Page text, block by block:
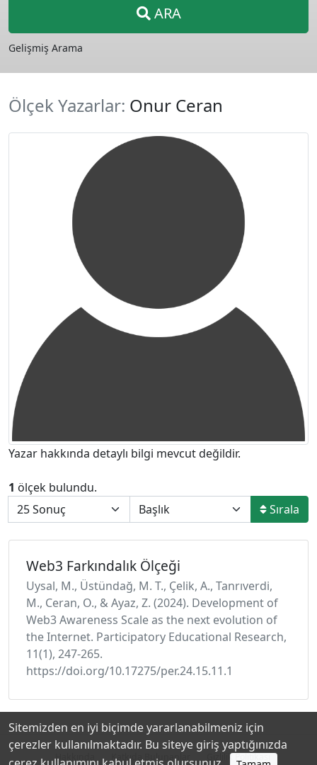
ARA
Gelişmiş Arama
Ölçek Yazarlar: Onur Ceran
Yazar hakkında detaylı bilgi mevcut değildir.
1 ölçek bulundu.
Sırala
Web3 Farkındalık Ölçeği
Uysal, M., Üstündağ, M. T., Çelik, A., Tanrıverdi,
M., Ceran, O., & Ayaz, Z. (2024). Development of
Web3 Awareness Scale as the next evolution of
the Internet. Participatory Educational Research,
11(1), 247-265.
https://doi.org/10.17275/per.24.15.11.1
Hakkında Katkıda Bulunanlar Gizlilik Politikası
Sitemizden en iyi biçimde yararlanabilmeniz için
çerezler kullanılmaktadır. Bu siteye giriş yaptığınızda